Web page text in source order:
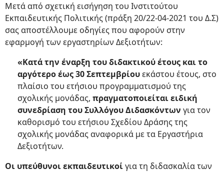
Μετά από σχετική εισήγηση του Ινστιτούτου
Εκπαιδευτικής Πολιτικής (πράξη 20/22-04-2021 του Δ.Σ)
σας αποστέλλουμε οδηγίες που αφορούν στην
εφαρμογή των εργαστηρίων Δεξιοτήτων:
«Κατά την έναρξη του διδακτικού έτους και το
αργότερο έως 30 Σεπτεμβρίουεκάστου έτους, στο
πλαίσιο του ετήσιου προγραμματισμού της
σχολικής μονάδας, πραγματοποιείται ειδική
συνεδρίαση του Συλλόγου Διδασκόντων για τον
καθορισμό του ετήσιου Σχεδίου Δράσης της
σχολικής μονάδας αναφορικά με τα Εργαστήρια
Δεξιοτήτων.
Οι υπεύθυνοι εκπαιδευτικοίγια τη διδασκαλία των